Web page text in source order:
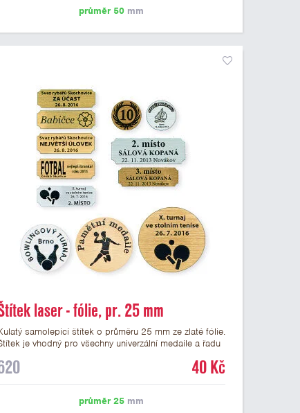
přiložit v prvním kroku objednávky.
průměr 50mm
laser - fólie, pr. 25 mm
samolepicí štítek o průměru 25 mm ze zlaté fólie.
je vhodný pro všechny univerzální medaile a řadu
25 mm. Na štítek je možné laserem vypálit logo nebo
40 Kč
průměr 25mm